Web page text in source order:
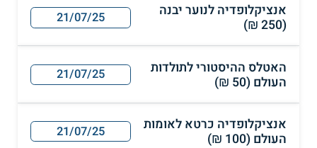
אנציקלופדיה לנוער יבנה
(250 ₪)
21/07/25
האטלס ההיסטורי לתולדות
העולם (50 ₪)
21/07/25
אנציקלופדיה כרטא לאומות
העולם (100 ₪)
21/07/25